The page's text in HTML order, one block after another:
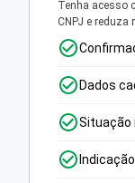
Tenha acesso
CNPJ e reduza
Dados
Situação